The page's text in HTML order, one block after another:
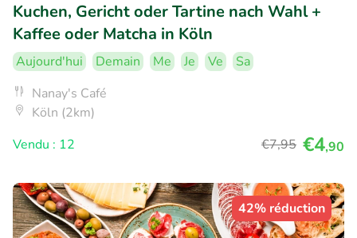
Kuchen, Gericht oder Tartine nach Wahl +
Kaffee oder Matcha in Köln
Aujourd'hui Demain Me Je Ve
Sa
Nanay's Café
Köln (2km)
Vendu : 12
€7,95 €4,90
42% réduction